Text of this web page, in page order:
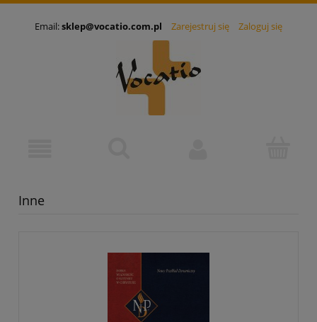
Email:sklep@vocatio.com.pl Zarejestruj się Zaloguj się
Inne